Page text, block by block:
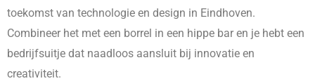
toekomst van technologie en design in Eindhoven.
Combineer het met een borrel in een hippe bar en je hebt een
bedrijfsuitje dat naadloos aansluit bij innovatie en
creativiteit.